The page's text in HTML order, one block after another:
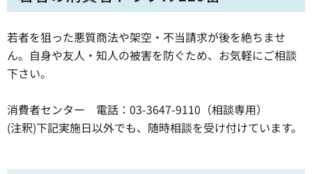
若者を狙った悪質商法や架空・不当請求が後を絶ちませ
ん。自身や友人・知人の被害を防ぐため、お気軽にご相談
下さい。
消費者センター 電話：03-3647-9110（相談専用）
(注釈)下記実施日以外でも、随時相談を受け付けています。